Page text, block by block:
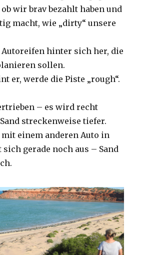
wir brav bezahlt haben und
macht, wie „dirty“ unsere
hinter sich her, die
sollen.
er, werde die Piste „rough“.
– es wird recht
streckenweise tiefer.
mit einem anderen Auto in
gerade noch aus – Sand